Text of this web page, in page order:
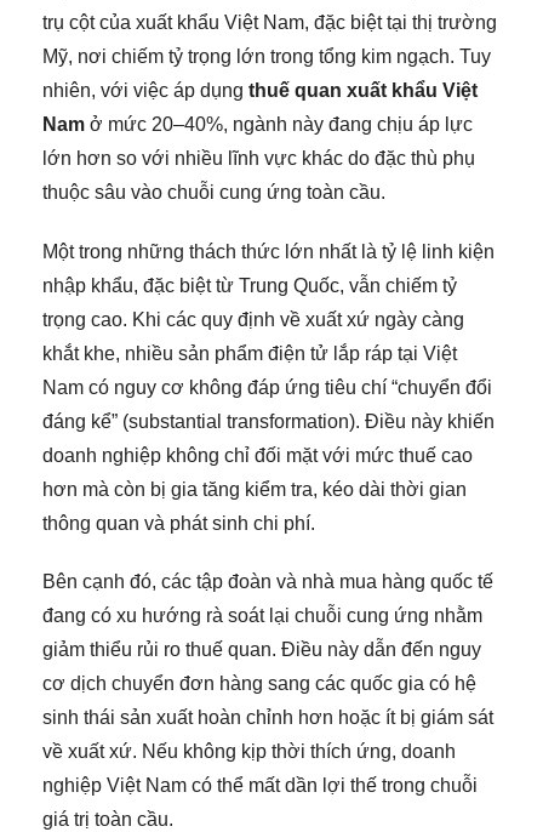
trụ cột của xuất khẩu Việt Nam, đặc biệt tại thị trường
Mỹ, nơi chiếm tỷ trọng lớn trong tổng kim ngạch. Tuy
nhiên, với việc áp dụng thuế quan xuất khẩu Việt
Nam ở mức 20–40%, ngành này đang chịu áp lực
lớn hơn so với nhiều lĩnh vực khác do đặc thù phụ
thuộc sâu vào chuỗi cung ứng toàn cầu.
Một trong những thách thức lớn nhất là tỷ lệ linh kiện
nhập khẩu, đặc biệt từ Trung Quốc, vẫn chiếm tỷ
trọng cao. Khi các quy định về xuất xứ ngày càng
khắt khe, nhiều sản phẩm điện tử lắp ráp tại Việt
Nam có nguy cơ không đáp ứng tiêu chí “chuyển đổi
đáng kể” (substantial transformation). Điều này khiến
doanh nghiệp không chỉ đối mặt với mức thuế cao
hơn mà còn bị gia tăng kiểm tra, kéo dài thời gian
thông quan và phát sinh chi phí.
Bên cạnh đó, các tập đoàn và nhà mua hàng quốc tế
đang có xu hướng rà soát lại chuỗi cung ứng nhằm
giảm thiểu rủi ro thuế quan. Điều này dẫn đến nguy
cơ dịch chuyển đơn hàng sang các quốc gia có hệ
sinh thái sản xuất hoàn chỉnh hơn hoặc ít bị giám sát
về xuất xứ. Nếu không kịp thời thích ứng, doanh
nghiệp Việt Nam có thể mất dần lợi thế trong chuỗi
giá trị toàn cầu.